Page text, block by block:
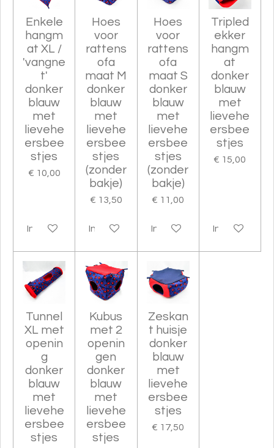
Enkele
hangm
at XL /
'vangne
t'
donker
blauw
met
lievehe
ersbee
stjes
€ 10,00
In winkelwagen
Hoes
voor
rattens
ofa
maat M
donker
blauw
met
lievehe
ersbee
stjes
(zonder
bakje)
€ 13,50
In winkelwagen
Hoes
voor
rattens
ofa
maat S
donker
blauw
met
lievehe
ersbee
stjes
(zonder
bakje)
€ 11,00
In winkelwagen
Tripled
ekker
hangm
at
donker
blauw
met
lievehe
ersbee
stjes
€ 15,00
In
Tunnel
XL met
openin
g
donker
blauw
met
lievehe
ersbee
stjes
Kubus
met 2
openin
gen
donker
blauw
met
lievehe
ersbee
stjes
Zeskan
t huisje
donker
blauw
met
lievehe
ersbee
stjes
€ 17,50